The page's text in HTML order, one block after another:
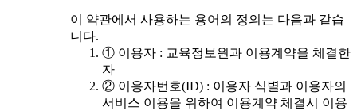
이 약관에서 사용하는 용어의 정의는 다음과 같습
니다.
① 이용자 : 교육정보원과 이용계약을 체결한
자
② 이용자번호(ID) : 이용자 식별과 이용자의
서비스 이용을 위하여 이용계약 체결시 이용